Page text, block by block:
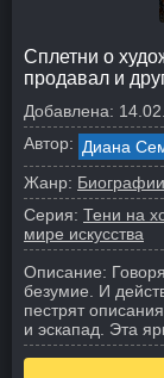
Сплетни о
продавал и
Добавлена:
Автор: Диана
Жанр:
Серия: Тени на
мире искусства
Описание:
безумие. И
пестрят
и эскапад. Эта